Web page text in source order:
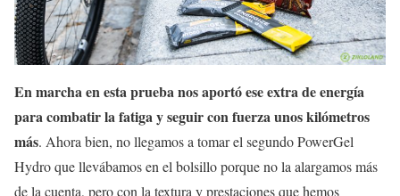
En marcha en esta prueba nos aportó ese extra de energía
para combatir la fatiga y seguir con fuerza unos kilómetros
más. Ahora bien, no llegamos a tomar el segundo PowerGel
Hydro que llevábamos en el bolsillo porque no la alargamos más
de la cuenta, pero con la textura y prestaciones que hemos